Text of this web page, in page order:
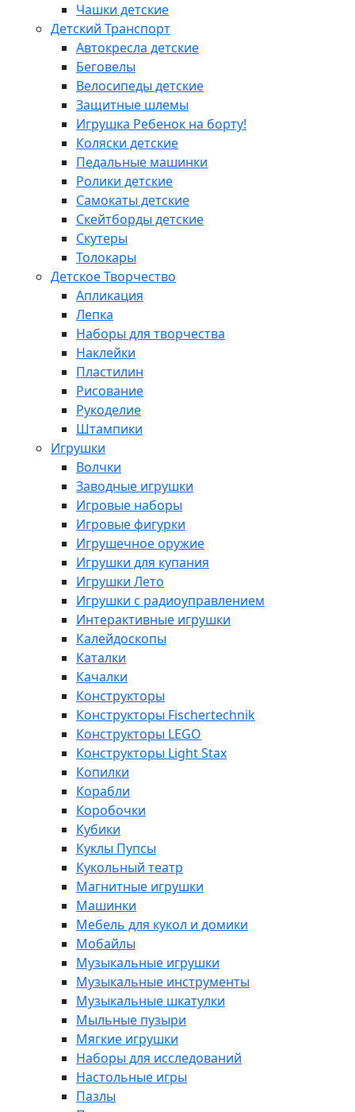
Чашки детские
Детский Транспорт
Автокресла детские
Беговелы
Велосипеды детские
Защитные шлемы
Игрушка Ребенок на борту!
Коляски детские
Педальные машинки
Ролики детские
Самокаты детские
Скейтборды детские
Скутеры
Толокары
Детское Творчество
Апликация
Лепка
Наборы для творчества
Наклейки
Пластилин
Рисование
Рукоделие
Штампики
Игрушки
Волчки
Заводные игрушки
Игровые наборы
Игровые фигурки
Игрушечное оружие
Игрушки для купания
Игрушки Лето
Игрушки с радиоуправлением
Интерактивные игрушки
Калейдоскопы
Каталки
Качалки
Конструкторы
Конструкторы Fisсhertechnik
Конструкторы LEGO
Конструкторы Light Stax
Копилки
Корабли
Коробочки
Кубики
Куклы Пупсы
Кукольный театр
Магнитные игрушки
Машинки
Мебель для кукол и домики
Мобайлы
Музыкальные игрушки
Музыкальные инструменты
Музыкальные шкатулки
Мыльные пузыри
Мягкие игрушки
Наборы для исследований
Настольные игры
Пазлы